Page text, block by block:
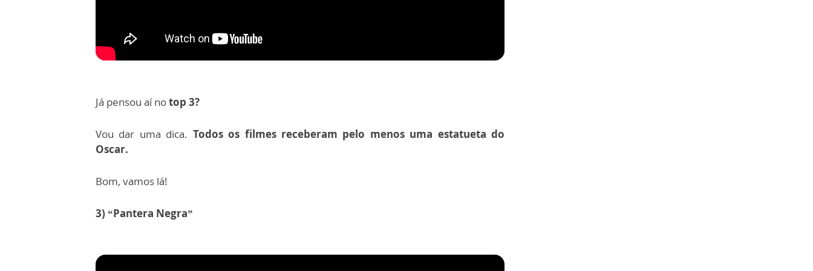
Já pensou aí notop 3?
Vou dar uma dica. Todos os filmes receberam pelo menos uma estatueta do
Oscar.
Bom, vamos lá!
3) “Pantera Negra”